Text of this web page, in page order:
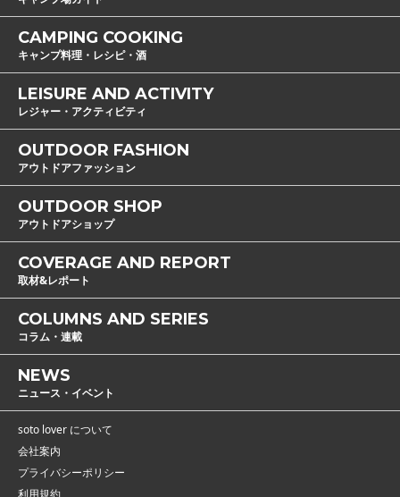
CAMPING COOKING
キャンプ料理・レシピ・酒
LEISURE AND ACTIVITY
レジャー・アクティビティ
OUTDOOR FASHION
アウトドアファッション
OUTDOOR SHOP
アウトドアショップ
COVERAGE AND REPORT
取材&レポート
COLUMNS AND SERIES
コラム・連載
NEWS
ニュース・イベント
soto lover について
会社案内
プライバシーポリシー
利用規約